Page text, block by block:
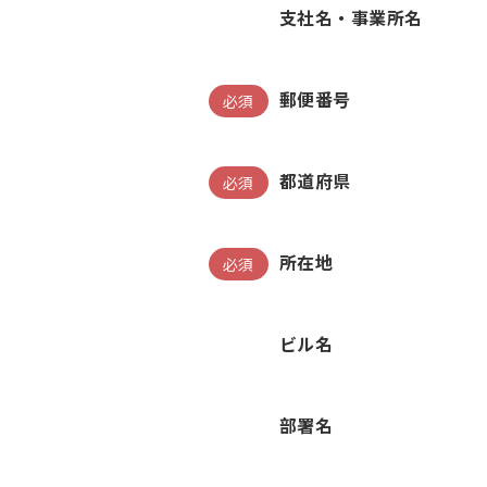
支社名・事業所名
必須 郵便番号
必須 都道府県
必須 所在地
ビル名
部署名